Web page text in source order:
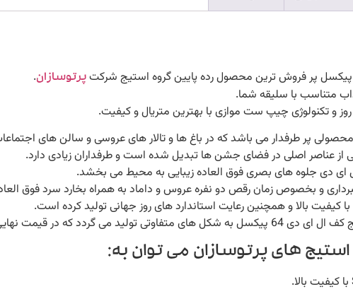
پرتوسازان.
متناسب با سلیقه شما.
روز و تکنولوژی چیپ ست موازی با بهترین متریال و کیفیت.
از عناصر اصلی در فضای جشن ها تبدیل شده است و طرفداران زیادی دارد.
ای دی جلوه های بصری فوق العاده زیبایی به محیط می بخشد.
و بخصوص زمان رقص دو نفره عروس و داماد به همراه بخارد سرد فوق
کیفیت بالا و همچنین رعایت استاندارد های روز جهانی تولید کرده است.
گردد که در قیمت نهایی تاثیر گزار است.
استیج های پرتوسازان می توان به: